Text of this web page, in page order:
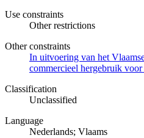
Use constraints
Other restrictions
Other constraints
In uitvoering van het
commercieel hergebruik
Classification
Unclassified
Language
Nederlands; Vlaams